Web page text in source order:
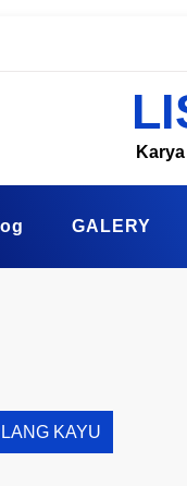
GALERY
KAYU